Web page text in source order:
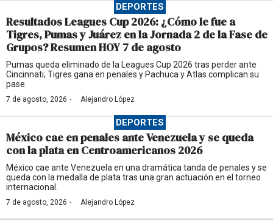
DEPORTES
Resultados Leagues Cup 2026: ¿Cómo le fue a
Tigres, Pumas y Juárez en la Jornada 2 de la Fase de
Grupos? Resumen HOY 7 de agosto
Pumas queda eliminado de la Leagues Cup 2026 tras perder ante
Cincinnati; Tigres gana en penales y Pachuca y Atlas complican su
pase.
7 de agosto, 2026 · Alejandro López
DEPORTES
México cae en penales ante Venezuela y se queda
con la plata en Centroamericanos 2026
México cae ante Venezuela en una dramática tanda de penales y se
queda con la medalla de plata tras una gran actuación en el torneo
internacional.
7 de agosto, 2026 · Alejandro López